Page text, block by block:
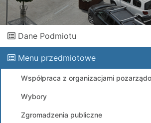
Dane Podmiotu
Menu przedmiotowe
Współpraca z organizacjami
Wybory
Zgromadzenia publiczne